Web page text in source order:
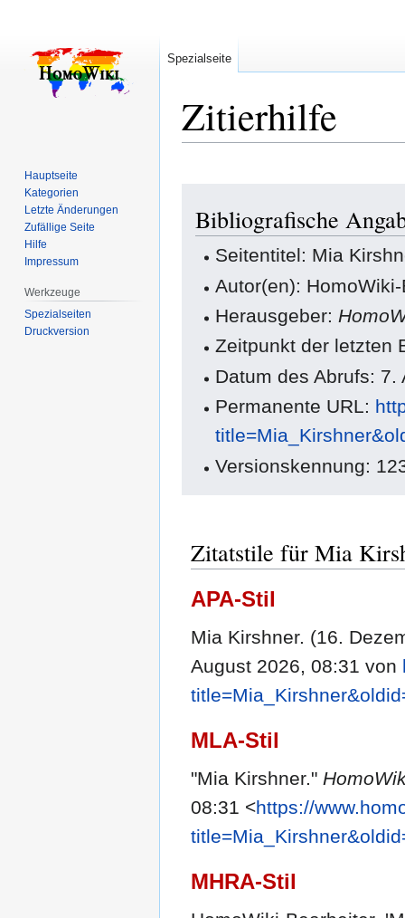
Zitierhilfe
Navigation
springen
Suche
springen
Bibliografische
Seitentitel: Mia
Autor(en):
Herausgeber:
Zeitpunkt der letzten
Datum des Abrufs:
Permanente URL:
Versionskennung:
Zitatstile für Mia
APA-Stil
Mia Kirshner. (16.
August 2026, 08:31 von
MLA-Stil
"Mia Kirshner."
08:31 <https://
MHRA-Stil
Spezialseite
Hauptseite
Kategorien
Letzte Änderungen
Zufällige Seite
Hilfe
Impressum
Werkzeuge
Spezialseiten
Druckversion